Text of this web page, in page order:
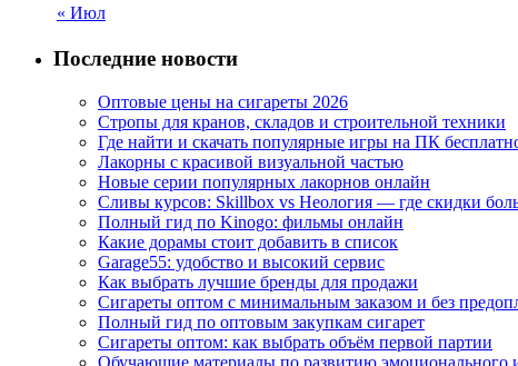
« Июл
Последние новости
Оптовые цены на сигареты 2026
Стропы для кранов, складов и строительной техники
Где найти и скачать популярные игры на ПК
Лакорны с красивой визуальной частью
Новые серии популярных лакорнов онлайн
Сливы курсов: Skillbox vs Неология — где скидки
Полный гид по Kinogo: фильмы онлайн
Какие дорамы стоит добавить в список
Garage55: удобство и высокий сервис
Как выбрать лучшие бренды для продажи
Сигареты оптом с минимальным заказом и без
Полный гид по оптовым закупкам сигарет
Сигареты оптом: как выбрать объём первой партии